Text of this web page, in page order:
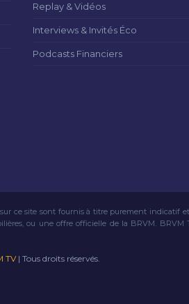
Replay & Vidéos
Interviews & Invités Éco
Podcasts Financiers
ce site sont fournis à titre purement indicatif
ou une offre officielle de la BRVM. BRVM
TV| Tous droits réservés.